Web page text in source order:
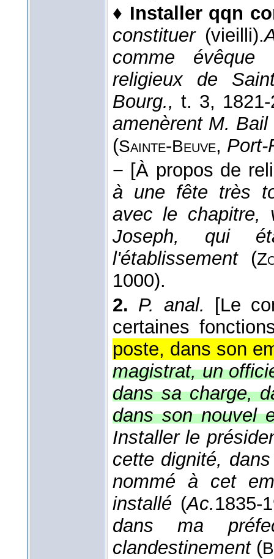
♦ Installer qqn
constituer (vieilli).
comme évêque
religieux de
Bourg.,t. 3,
amenèrent M.
(Sainte-Beuve,
− [À propos de
à une fête très
avec le chapitre,
Joseph, qui
l'établissement (
1000).
2. P. anal.
[Le
certaines
poste, dans son
magistrat, un
dans sa charge,
dans son nouvel
Installer le
cette dignité,
nommé à cet
installé (Ac.1835-
dans ma
clandestinement (